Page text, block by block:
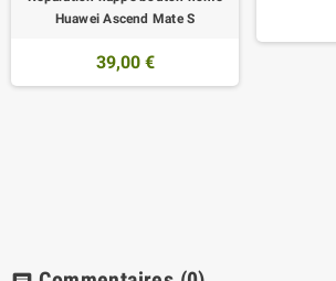
Huawei Ascend Mate S
39,00 €